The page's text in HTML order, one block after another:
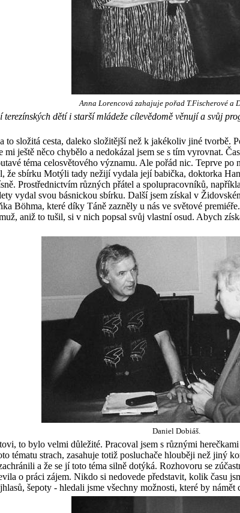
Anna Lorencová zahajuje pořad T.Fischerové a
dětí i starší mládeže cílevědomě věnují a svůj
to složitá cesta, daleko složitější než k jakékoliv jiné tvorbě.
ještě něco chybělo a nedokázal jsem se s tím vyrovnat.
téma celosvětového významu. Ale pořád nic. Teprve
sbírku Motýli tady nežijí vydala její babička, doktorka
Prostřednictvím různých přátel a spolupracovníků,
vydal svou básnickou sbírku. Další jsem získal v
Böhma, které díky Táně zazněly u nás ve světové
aniž to tušil, si v nich popsal svůj vlastní osud. Abych
Daniel Dobiáš.
to bylo velmi důležité. Pracoval jsem s různými
tématu strach, zasahuje totiž posluchače hlouběji než jiný
a že se jí toto téma silně dotýká. Rozhovoru se
o práci zájem. Nikdo si nedovede představit, kolik času
šepoty - hledali jsme všechny možnosti, které by